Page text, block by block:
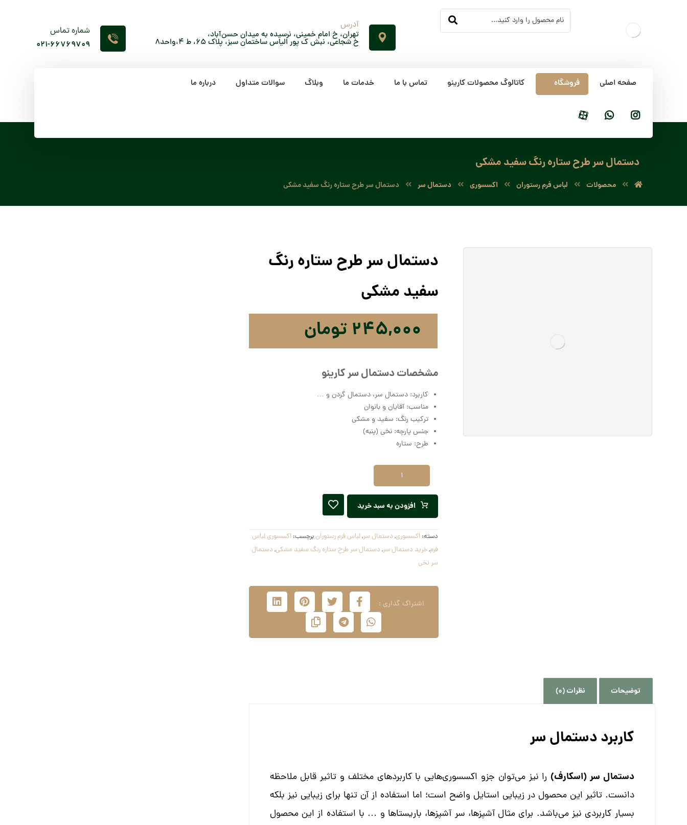
آدرس
تهران، خ امام خمینی، نرسیده به میدان حسن‌آباد،
خ شجاعی، نبش ک پور الیاس ساختمان سبز، پلاک 65، ط 4،واحد8
شماره تماس
۰۲۱-66769709
صفحه اصلی فروشگاه کاتالوگ محصولات کارینو تماس با ما خدمات ما وبلاگ سوالات متداول درباره ما
دستمال سر طرح ستاره رنگ سفید مشکی
محصولات لباس فرم رستوران اکسسوری دستمال سر دستمال سر طرح ستاره رنگ سفید مشکی
دستمال سر طرح ستاره رنگ
سفید مشکی
۲۴۵,۰۰۰ تومان
مشخصات دستمال سر کارینو
کاربرد: دستمال سر، دستمال گردن و …
مناسب: آقایان و بانوان
ترکیب رنگ: سفید و مشکی
جنس پارچه: نخی (پنبه)
طرح: ستاره
افزودن به سبد خرید
دسته:اکسسوری, دستمال سر,لباس فرم رستورانبرچسب:اکسسوری لباس
فرم,خرید دستمال سر, دستمال سر طرح ستاره رنگ سفید مشکی, دستمال
سر نخی
توضیحات نظرات (0)
کاربرد دستمال سر
دستمال سر (اسکارف) را نیز می‌توان جزو اکسسوری‌هایی با کاربرد‌های مختلف و تاثیر قابل ملاحظه
دانست. تاثیر این محصول در زیبایی استایل واضح است؛ اما استفاده از آن تنها برای زیبایی نیز بلکه
بسیار کاربردی نیز می‌باشد. برای مثال آشپزها، سر آشپزها، باریستا‌ها و … با استفاده از این محصول